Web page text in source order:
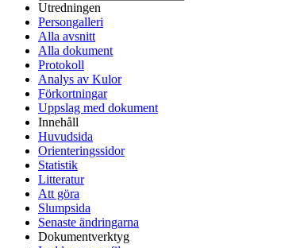
Utredningen
Persongalleri
Alla avsnitt
Alla dokument
Protokoll
Analys av Kulor
Förkortningar
Uppslag med dokument
Innehåll
Huvudsida
Orienteringssidor
Statistik
Litteratur
Att göra
Slumpsida
Senaste ändringarna
Dokumentverktyg